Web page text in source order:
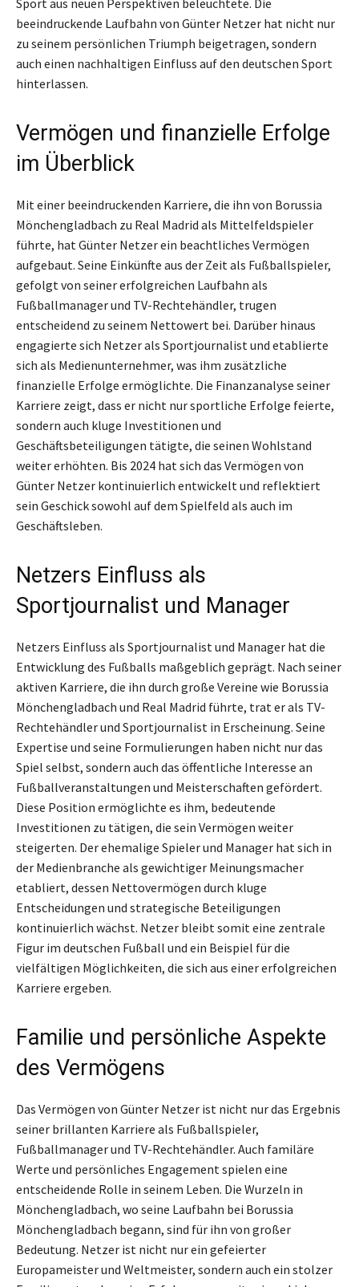
Sport aus neuen Perspektiven beleuchtete. Die
beeindruckende Laufbahn von Günter Netzer hat nicht nur
zu seinem persönlichen Triumph beigetragen, sondern
auch einen nachhaltigen Einfluss auf den deutschen Sport
hinterlassen.
Vermögen und finanzielle Erfolge
im Überblick
Mit einer beeindruckenden Karriere, die ihn von Borussia
Mönchengladbach zu Real Madrid als Mittelfeldspieler
führte, hat Günter Netzer ein beachtliches Vermögen
aufgebaut. Seine Einkünfte aus der Zeit als Fußballspieler,
gefolgt von seiner erfolgreichen Laufbahn als
Fußballmanager und TV-Rechtehändler, trugen
entscheidend zu seinem Nettowert bei. Darüber hinaus
engagierte sich Netzer als Sportjournalist und etablierte
sich als Medienunternehmer, was ihm zusätzliche
finanzielle Erfolge ermöglichte. Die Finanzanalyse seiner
Karriere zeigt, dass er nicht nur sportliche Erfolge feierte,
sondern auch kluge Investitionen und
Geschäftsbeteiligungen tätigte, die seinen Wohlstand
weiter erhöhten. Bis 2024 hat sich das Vermögen von
Günter Netzer kontinuierlich entwickelt und reflektiert
sein Geschick sowohl auf dem Spielfeld als auch im
Geschäftsleben.
Netzers Einfluss als
Sportjournalist und Manager
Netzers Einfluss als Sportjournalist und Manager hat die
Entwicklung des Fußballs maßgeblich geprägt. Nach seiner
aktiven Karriere, die ihn durch große Vereine wie Borussia
Mönchengladbach und Real Madrid führte, trat er als TV-
Rechtehändler und Sportjournalist in Erscheinung. Seine
Expertise und seine Formulierungen haben nicht nur das
Spiel selbst, sondern auch das öffentliche Interesse an
Fußballveranstaltungen und Meisterschaften gefördert.
Diese Position ermöglichte es ihm, bedeutende
Investitionen zu tätigen, die sein Vermögen weiter
steigerten. Der ehemalige Spieler und Manager hat sich in
der Medienbranche als gewichtiger Meinungsmacher
etabliert, dessen Nettovermögen durch kluge
Entscheidungen und strategische Beteiligungen
kontinuierlich wächst. Netzer bleibt somit eine zentrale
Figur im deutschen Fußball und ein Beispiel für die
vielfältigen Möglichkeiten, die sich aus einer erfolgreichen
Karriere ergeben.
Familie und persönliche Aspekte
des Vermögens
Das Vermögen von Günter Netzer ist nicht nur das Ergebnis
seiner brillanten Karriere als Fußballspieler,
Fußballmanager und TV-Rechtehändler. Auch familäre
Werte und persönliches Engagement spielen eine
entscheidende Rolle in seinem Leben. Die Wurzeln in
Mönchengladbach, wo seine Laufbahn bei Borussia
Mönchengladbach begann, sind für ihn von großer
Bedeutung. Netzer ist nicht nur ein gefeierter
Europameister und Weltmeister, sondern auch ein stolzer